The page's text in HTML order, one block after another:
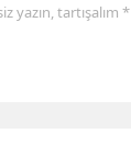
yazın, tartışalım *